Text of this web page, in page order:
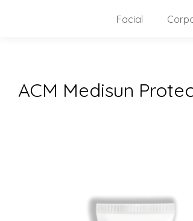
Facial
ACM Medisun